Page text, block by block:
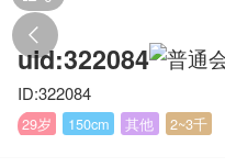

uid:322084
ID:322084
29岁 150cm 其他 2~3千